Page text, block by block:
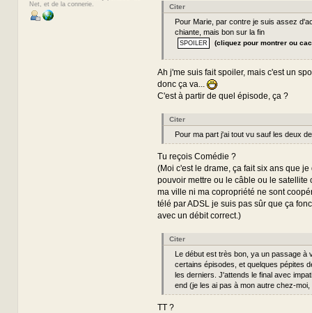
Net, et de la connerie.
Citer
Pour Marie, par contre je suis assez
chiante, mais bon sur la fin
(cliquez pour montrer ou
Ah j'me suis fait spoiler, mais c'est un
donc ça va...
C'est à partir de quel épisode, ça ?
Citer
Pour ma part j'ai tout vu sauf les deux
Tu reçois Comédie ?
(Moi c'est le drame, ça fait six ans que
pouvoir mettre ou le câble ou le satellite
ma ville ni ma copropriété ne sont
télé par ADSL je suis pas sûr que ça
avec un débit correct.)
Citer
Le début est très bon, ya un passage à
certains épisodes, et quelques pépites
les derniers. J'attends le final avec
end (je les ai pas à mon autre chez-moi,
TT ?